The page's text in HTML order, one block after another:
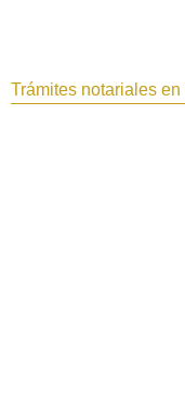
Trámites notariales en